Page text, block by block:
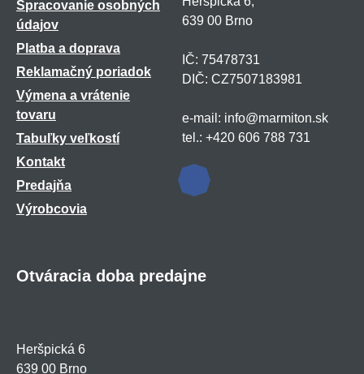
Spracovanie osobných
údajov
Platba a doprava
Reklamačný poriadok
Výmena a vrátenie
tovaru
Tabuľky veľkostí
Kontakt
Predajňa
Výrobcovia
639 00 Brno
IČ: 75478731
DIČ: CZ7507183981
e-mail: info@marmiton.sk
tel.: +420 606 788 731
Otváracia doba predajne
Heršpická 6
639 00 Brno